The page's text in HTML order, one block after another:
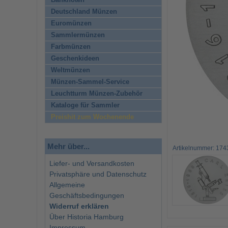
Artikelnummer:
Deutschland Münzen
Euromünzen
Sammlermünzen
Farbmünzen
Geschenkideen
Weltmünzen
Münzen-Sammel-Service
Leuchtturm Münzen-Zubehör
Kataloge für Sammler
Preishit zum Wochenende
Mehr über...
Liefer- und Versandkosten
Privatsphäre und Datenschutz
Allgemeine
Geschäftsbedingungen
Widerruf erklären
Über Historia Hamburg